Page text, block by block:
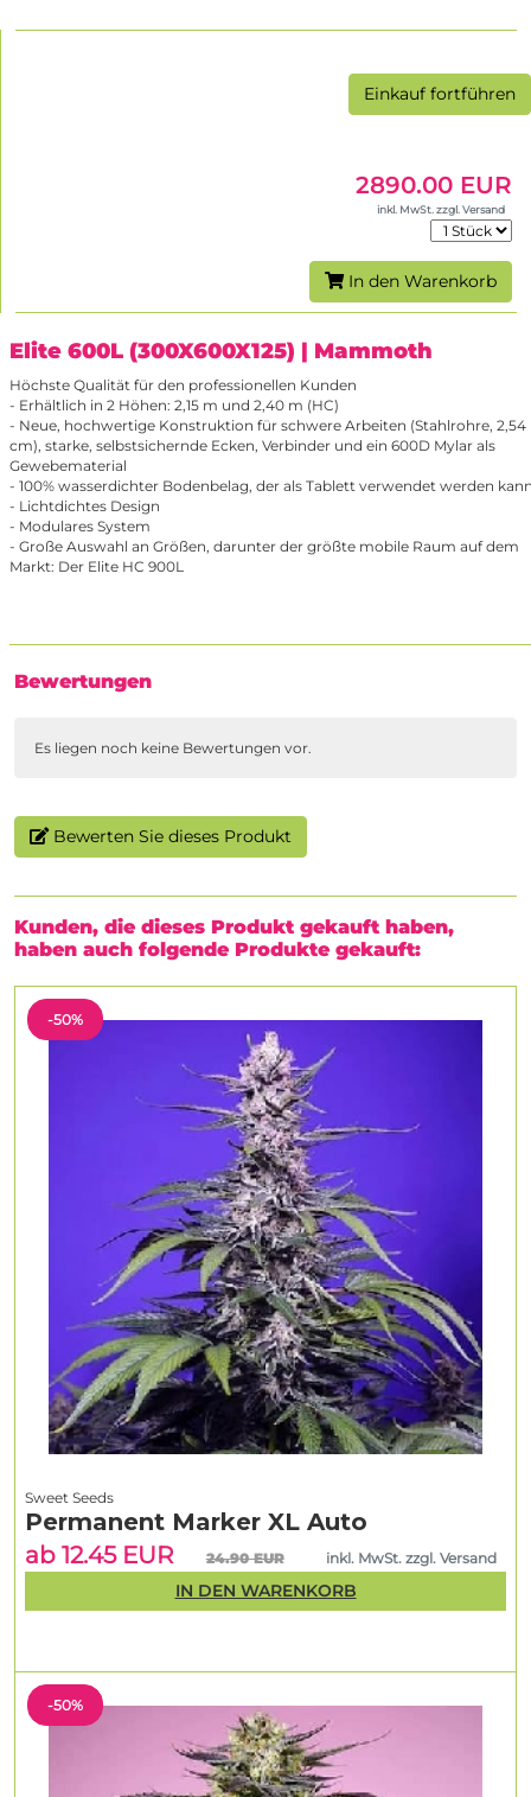
Einkauf fortführen
2890.00 EUR
inkl. MwSt. zzgl. Versand
In den Warenkorb
Elite 600L (300X600X125) | Mammoth
Höchste Qualität für den professionellen Kunden
- Erhältlich in 2 Höhen: 2,15 m und 2,40 m (HC)
- Neue, hochwertige Konstruktion für schwere Arbeiten (Stahlrohre, 2,54
cm), starke, selbstsichernde Ecken, Verbinder und ein 600D Mylar als
Gewebematerial
- 100% wasserdichter Bodenbelag, der als Tablett verwendet werden
- Lichtdichtes Design
- Modulares System
- Große Auswahl an Größen, darunter der größte mobile Raum auf dem
Markt: Der Elite HC 900L
Bewertungen
Es liegen noch keine Bewertungen vor.
Bewerten Sie dieses Produkt
Kunden, die dieses Produkt gekauft haben,
haben auch folgende Produkte gekauft:
-50%
-50%
Sweet Seeds
Permanent Marker XL Auto
ab 12.45 EUR
24.90 EUR inkl. MwSt. zzgl. Versand
IN DEN WARENKORB